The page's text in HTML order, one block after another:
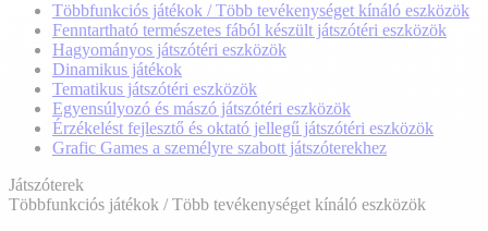
Többfunkciós játékok / Több tevékenységet kínáló eszközök
Fenntartható természetes fából készült játszótéri eszközök
Hagyományos játszótéri eszközök
Dinamikus játékok
Tematikus játszótéri eszközök
Egyensúlyozó és mászó játszótéri eszközök
Érzékelést fejlesztő és oktató jellegű játszótéri eszközök
Grafic Games a személyre szabott játszóterekhez
Játszóterek
Többfunkciós játékok / Több tevékenységet kínáló eszközök